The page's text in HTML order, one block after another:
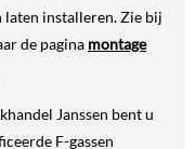
laten installeren. Zie bij
de pagina montage
Janssen bent u
F-gassen